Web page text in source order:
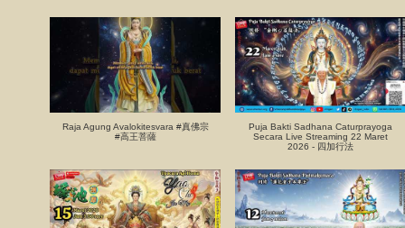
Raja Agung Avalokitesvara #真佛宗
#高王菩薩
Puja Bakti Sadhana Caturprayoga
Secara Live Streaming 22 Maret
2026 - 四加行法